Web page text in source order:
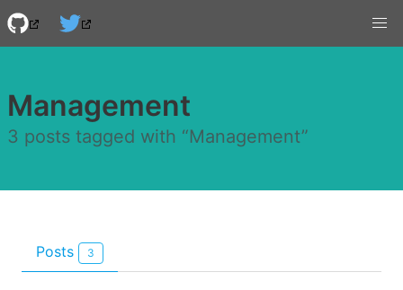
Management
3 posts tagged with “Management”
Posts 3